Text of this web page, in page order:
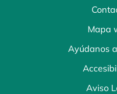
Mapa
Ayúdanos
Aviso